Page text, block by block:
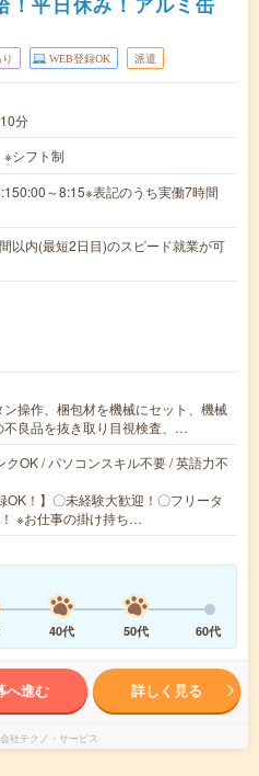
WEB登録OK 派遣
分
シフト制
～8:15※表記のうち実働7時間
以内(最短2日目)のスピード就業が可
操作、梱包材を機械にセット、機械
不良品を抜き取り目視検査、…
クOK / パソコンスキル不要 / 英語力不
OK！】〇未経験大歓迎！〇フリータ
※お仕事の掛け持ち…
40代 50代 60代
へ進む 詳しく見る
社テクノ・サービス